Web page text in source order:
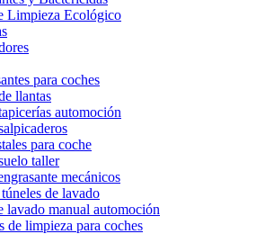
Limpieza Ecológico
para coches
llantas
automoción
para coche
taller
mecánicos
de lavado
lavado manual automoción
de limpieza para coches